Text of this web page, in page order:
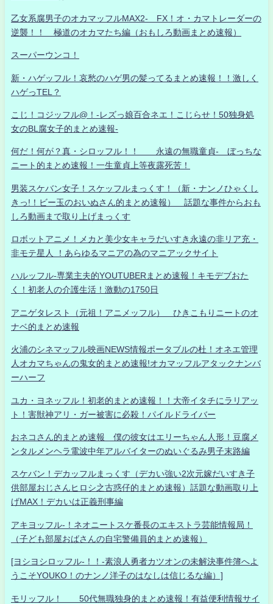
乙女系腐男子のオカマッフルMAX2- FX！オ・カマトレーダーの
逆襲！！ 極道のオカマたち編（おもしろ動画まとめ速報）
スーパーウンコ！
新・ハゲッフル！哀愁のハゲ男の髪ってるまとめ速報！！激しく
ハゲっTEL？
こじ！コジッフル@！-レズっ娘百合ネエ！こじらせ！50独身処
女のBL腐女子的まとめ速報-
何だ！何が？真・シロッフル！！ 永遠の無職童貞- ぼっちな
ニート的まとめ速報！一生童貞上等夜露死苦！
男装スケバン女子！スケッフルまっくす！（新・ナンノひゃくし
きっ!！ビー玉のおいぬさん的まとめ速報） 話題な事件からおも
しろ動画まで取り上げまっくす
ロボットアニメ！メカと美少女キャラだいすき永遠の非リア充・
非モテ星人 ！あらゆるマニアの為のマニアックサイト
ハルッフル-専業主夫的YOUTUBERまとめ速報！キモデブおた
く！初老人の介護生活！激動の1750日
アニゲタレスト（元祖！アニメッフル） ひきこもりニートのオ
ナベ的まとめ速報
火浦のシネマッフル映画NEWS情報ポータブルの杜！オネエ管理
人オカマちゃんの鬼女的まとめ速報!オカマッフルアタックナンバ
ーハーフ
ユカ・ヨネッフル！初老的まとめ速報！！大帝イタチにラリアッ
ト！害獣神アリ・ガー被害に必殺！パイルドライバー
おネコさん的まとめ速報 僕の彼女はエリーちゃん人形！豆腐メ
ンタルメンヘラ電波中年アルバイターのぬいぐるみ男子末路編
スケバン！デカッフルまっくす（デカい強い2次元嫁だいすき子
供部屋おじさんヒロシ之古惑仔的まとめ速報）話題な動画取り上
げMAX！デカいは正義刑事編
アキヨッフル-！ネオニートスケ番長のエキストラ芸能情報局！
（子ども部屋おばさんの自宅警備員的まとめ速報）
[ヨシヨシロッフル-！！-素浪人勇者カツオンの未解決事件簿へよ
うこそYOUKO！のナンノ洋子のはなしは信じるな編）]
モリッフル！ 50代無職独身的まとめ速報！有益便利情報サイ